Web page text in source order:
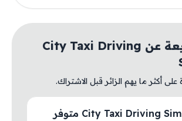
أسئلة سريعة عن City Taxi Driving
أكثر ما يهم الزائر قبل الاشتراك.
هل City Taxi Driving Simulator متوفر